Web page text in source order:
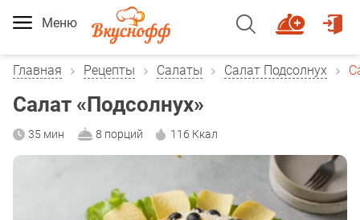
Меню
Главная Рецепты Салаты Салат Подсолнух
Салат «Подсолнух»
35 мин 8 порций 116 Ккал